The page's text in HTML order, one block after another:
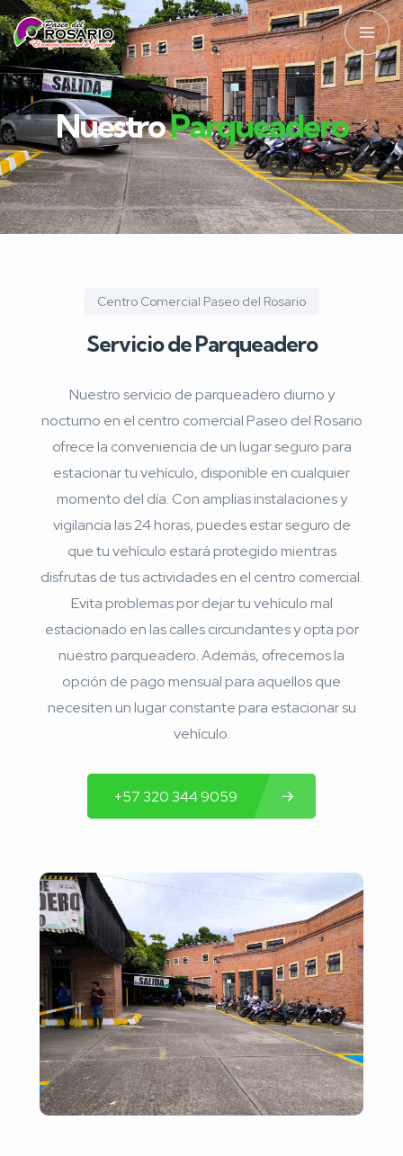
NuestroParqueadero
Centro Comercial Paseo del Rosario
Servicio de Parqueadero
Nuestro servicio de parqueadero diurno y
nocturno en el centro comercial Paseo del Rosario
ofrece la conveniencia de un lugar seguro para
estacionar tu vehículo, disponible en cualquier
momento del día. Con amplias instalaciones y
vigilancia las 24 horas, puedes estar seguro de
que tu vehículo estará protegido mientras
disfrutas de tus actividades en el centro comercial.
Evita problemas por dejar tu vehículo mal
estacionado en las calles circundantes y opta por
nuestro parqueadero. Además, ofrecemos la
opción de pago mensual para aquellos que
necesiten un lugar constante para estacionar su
vehículo.
+57 320 344 9059